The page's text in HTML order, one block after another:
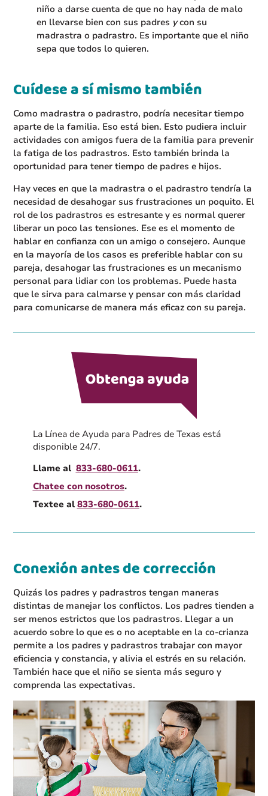
niño a darse cuenta de que no hay nada de malo
en llevarse bien con sus padres ycon su
madrastra o padrastro. Es importante que el niño
sepa que todos lo quieren.
Cuídese a sí mismo también
Como madrastra o padrastro, podría necesitar tiempo
aparte de la familia. Eso está bien. Esto pudiera incluir
actividades con amigos fuera de la familia para prevenir
la fatiga de los padrastros. Esto también brinda la
oportunidad para tener tiempo de padres e hijos.
Hay veces en que la madrastra o el padrastro tendría la
necesidad de desahogar sus frustraciones un poquito. El
rol de los padrastros es estresante y es normal querer
liberar un poco las tensiones. Ese es el momento de
hablar en confianza con un amigo o consejero. Aunque
en la mayoría de los casos es preferible hablar con su
pareja, desahogar las frustraciones es un mecanismo
personal para lidiar con los problemas. Puede hasta
que le sirva para calmarse y pensar con más claridad
para comunicarse de manera más eficaz con su pareja.
La Línea de Ayuda para Padres de Texas está
disponible 24/7.
Llame al 833-680-0611.
Chatee con nosotros.
Textee al 833-680-0611.
Conexión antes de corrección
Quizás los padres y padrastros tengan maneras
distintas de manejar los conflictos. Los padres tienden a
ser menos estrictos que los padrastros. Llegar a un
acuerdo sobre lo que es o no aceptable en la co-crianza
permite a los padres y padrastros trabajar con mayor
eficiencia y constancia, y alivia el estrés en su relación.
También hace que el niño se sienta más seguro y
comprenda las expectativas.